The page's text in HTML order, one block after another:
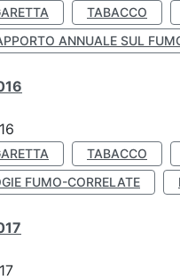
TABACCO
ANNUALE SUL
TABACCO
FUMO-CORRELATE